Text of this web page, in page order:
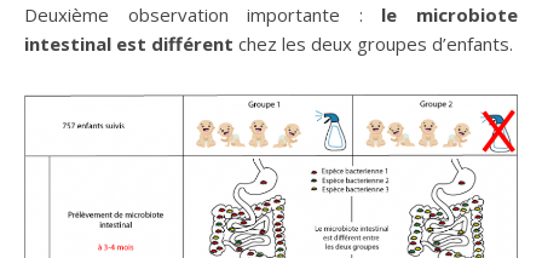
Deuxième observation importante : le microbiote
intestinal est différent chez les deux groupes d’enfants.